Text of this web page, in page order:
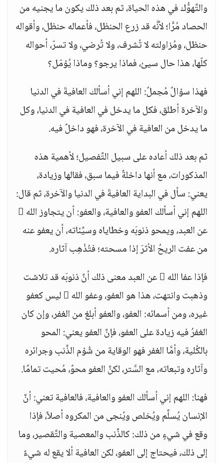
والتَّهوُّك في هذه الحياة، ثم بعد ذلك يكون ما يجنيه من
الحصاد مُرًّا؛ لأنَّه قد زرع الحنظل، فأعماله حنظل، وأقواله
حنظل، ومُزاولته لا تُشرف، ولا تُرضي، ولا تسرّ، أحواله
كلّها، هذا حال سيئ، فماذا يرجو؟ وماذا يُؤمّل؟
فهذا سؤالٌ مُجملٌ: اللهم إني أسألك العافيةَ في الدنيا
والآخرة أطلق، فكل ما يدخل في العافية في الدنيا، وكل
ما يدخل من العافية في الآخرة، فهو داخلٌ فيه.
ثم بعد ذلك أعاده على سبيل التَّفصيل؛ لأهمية هذه
المذكورات، مع أنها داخلةٌ فيما سبق، فقالها وزيادة،
يعني: سأل في البداية العافيةَ في الدنيا والآخرة، ثم قال:
اللهم إني أسألك العفو والعافية، والعفو: أن يتجاوز الله 
عن العبد، ويمحو ذنوبَه وخطاياه وسيِّئاته، أن يعفو عنه
من عفت الريحُ الأثرَ إذا مسحته؛ فتُذْهِب آثاره.
فإذا عفا الله  عن العبد معنى ذلك أنَّ ذنوبَه قد تلاشت
وذهبت وانتهت، هذا هو العفو، وعفو الله  ليس كعفو
غيره، ومن أسمائه: العفو، والعفو أبلغ من الغفر، وإن كان
الغفرُ فيه زيادة على العفو، فإنَّ العفو يعني: المحو
بالكُلية، وأمَّا الغفر فهو الوقاية من شُؤم الذَّنب وجرائره
وآثاره وتبعاته، مع السَّتر، لكنَّ العفو محوٌ، مُحيت تمامًا.
فهنا: اللهم إني أسألك العفو والعافية، فالعافية تعني: أنَّ
الإنسان يُسلَّم ويُخلص ويُنجى من المكروه أصلاً، فإذا
وقع في شيءٍ من ذلك: كالذَّنب والمعصية والتَّقصير، وما
إلى ذلك، فيحتاج إلى العفو، لكن العافية ألا يقع له شيءٌ